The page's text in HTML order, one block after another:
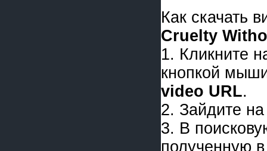
Как скачать
Cruelty
1. Кликните
кнопкой
video URL.
2. Зайдите
3. В
полученную